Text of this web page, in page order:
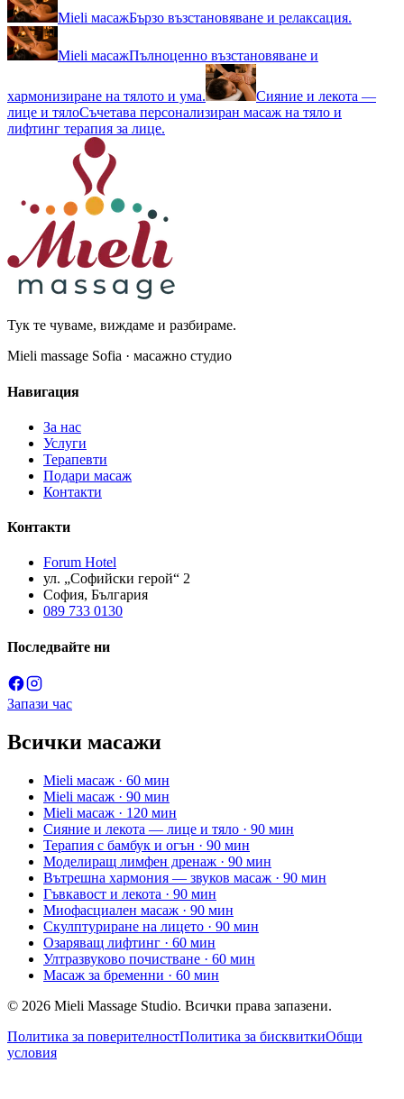
Mieli масажБързо възстановяване и релаксация.
Mieli масажПълноценно възстановяване и
хармонизиране на тялото и ума.
Сияние и лекота —
лице и тялоСъчетава персонализиран масаж на тяло и
лифтинг терапия за лице.
Тук те чуваме, виждаме и разбираме.
Mieli massage Sofia · масажно студио
Навигация
За нас
Услуги
Терапевти
Подари масаж
Контакти
Контакти
Forum Hotel
ул. „Софийски герой“ 2
София, България
089 733 0130
Последвайте ни
Запази час
Всички масажи
Mieli масаж · 60 мин
Mieli масаж · 90 мин
Mieli масаж · 120 мин
Сияние и лекота — лице и тяло · 90 мин
Терапия с бамбук и огън · 90 мин
Моделиращ лимфен дренаж · 90 мин
Вътрешна хармония — звуков масаж · 90 мин
Гъвкавост и лекота · 90 мин
Миофасциален масаж · 90 мин
Скулптуриране на лицето · 90 мин
Озаряващ лифтинг · 60 мин
Ултразвуково почистване · 60 мин
Масаж за бременни · 60 мин
© 2026 Mieli Massage Studio. Всички права запазени.
Политика за поверителностПолитика за бисквиткиОбщи
условия